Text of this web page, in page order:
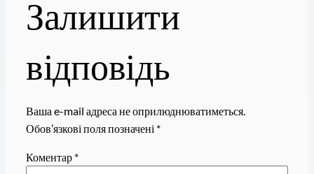
Залишити
відповідь
Ваша e-mail адреса не оприлюднюватиметься.
Обов’язкові поля позначені *
Коментар *